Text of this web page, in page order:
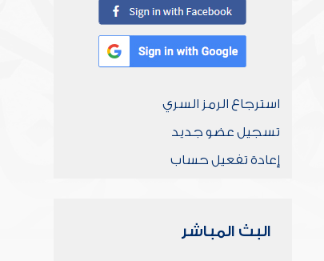
استرجاع الرمز السري
تسجيل عضو جديد
إعادة تفعيل حساب
البث المباشر